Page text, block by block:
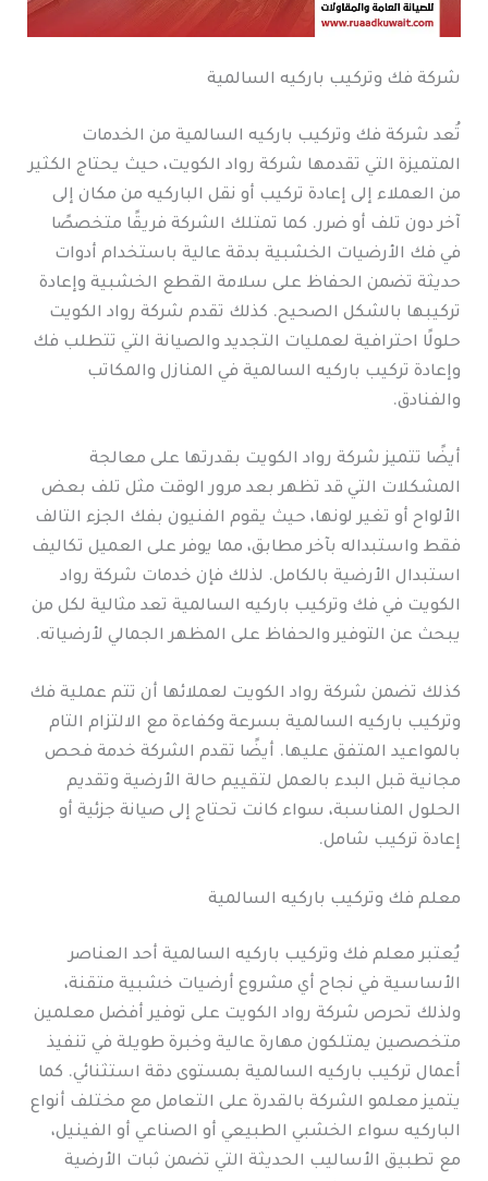
شركة فك وتركيب باركيه السالمية
تُعد شركة فك وتركيب باركيه السالمية من الخدمات
المتميزة التي تقدمها شركة رواد الكويت، حيث يحتاج الكثير
من العملاء إلى إعادة تركيب أو نقل الباركيه من مكان إلى
آخر دون تلف أو ضرر. كما تمتلك الشركة فريقًا متخصصًا
في فك الأرضيات الخشبية بدقة عالية باستخدام أدوات
حديثة تضمن الحفاظ على سلامة القطع الخشبية وإعادة
تركيبها بالشكل الصحيح. كذلك تقدم شركة رواد الكويت
حلولًا احترافية لعمليات التجديد والصيانة التي تتطلب فك
وإعادة تركيب باركيه السالمية في المنازل والمكاتب
والفنادق.
أيضًا تتميز شركة رواد الكويت بقدرتها على معالجة
المشكلات التي قد تظهر بعد مرور الوقت مثل تلف بعض
الألواح أو تغير لونها، حيث يقوم الفنيون بفك الجزء التالف
فقط واستبداله بآخر مطابق، مما يوفر على العميل تكاليف
استبدال الأرضية بالكامل. لذلك فإن خدمات شركة رواد
الكويت في فك وتركيب باركيه السالمية تعد مثالية لكل من
يبحث عن التوفير والحفاظ على المظهر الجمالي لأرضياته.
كذلك تضمن شركة رواد الكويت لعملائها أن تتم عملية فك
وتركيب باركيه السالمية بسرعة وكفاءة مع الالتزام التام
بالمواعيد المتفق عليها. أيضًا تقدم الشركة خدمة فحص
مجانية قبل البدء بالعمل لتقييم حالة الأرضية وتقديم
الحلول المناسبة، سواء كانت تحتاج إلى صيانة جزئية أو
إعادة تركيب شامل.
معلم فك وتركيب باركيه السالمية
يُعتبر معلم فك وتركيب باركيه السالمية أحد العناصر
الأساسية في نجاح أي مشروع أرضيات خشبية متقنة،
ولذلك تحرص شركة رواد الكويت على توفير أفضل معلمين
متخصصين يمتلكون مهارة عالية وخبرة طويلة في تنفيذ
أعمال تركيب باركيه السالمية بمستوى دقة استثنائي. كما
يتميز معلمو الشركة بالقدرة على التعامل مع مختلف أنواع
الباركيه سواء الخشبي الطبيعي أو الصناعي أو الفينيل،
مع تطبيق الأساليب الحديثة التي تضمن ثبات الأرضية